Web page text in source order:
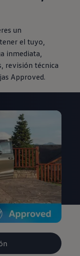
un
el tuyo,
inmediata,
revisión técnica
Approved.